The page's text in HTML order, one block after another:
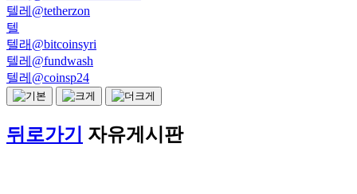
텔레@tetherzon
텔
텔래@bitcoinsyri
텔레@fundwash
텔레@coinsp24
뒤로가기 자유게시판